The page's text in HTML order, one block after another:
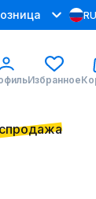
Избранное